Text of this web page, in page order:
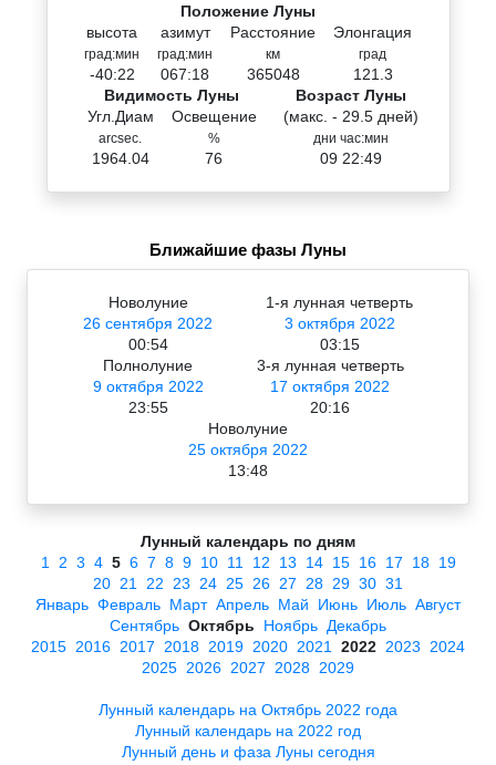
Положение Луны
высота
град:мин
-40:22
азимут
град:мин
067:18
Расстояние
км
365048
Элонгация
град
121.3
Видимость Луны
Угл.Диам
arcsec.
1964.04
Освещение
%
76
Возраст Луны
(макс. - 29.5 дней)
дни час:мин
09 22:49
Ближайшие фазы Луны
Новолуние
26 сентября 2022
00:54
1-я лунная четверть
3 октября 2022
03:15
Полнолуние
9 октября 2022
23:55
3-я лунная четверть
17 октября 2022
20:16
Новолуние
25 октября 2022
13:48
Лунный календарь по дням
1
2 3 4 5 6 7 8 9 10 11 12 13 14 15 16 17 18 19
20 21 22 23 24 25 26 27 28 29 30 31
Январь Февраль Март Апрель Май Июнь Июль Август
Сентябрь Октябрь Ноябрь Декабрь
2015 2016 2017 2018 2019 2020 2021 2022 2023
2024
2025 2026 2027 2028 2029
Лунный календарь на Октябрь 2022 года
Лунный календарь на 2022 год
Лунный день и фаза Луны сегодня